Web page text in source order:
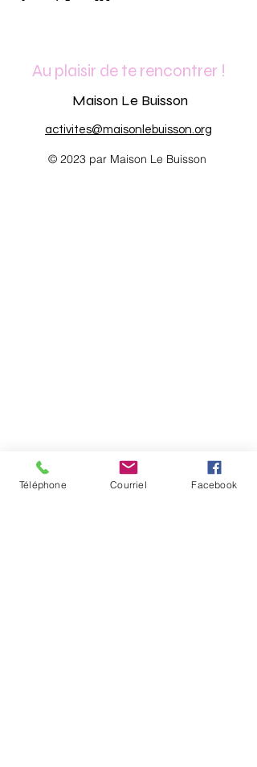
Au plaisir de te rencontrer !
Maison Le Buisson
activites@maisonlebuisson.org
© 2023 par Maison Le Buisson
Téléphone Courriel Facebook